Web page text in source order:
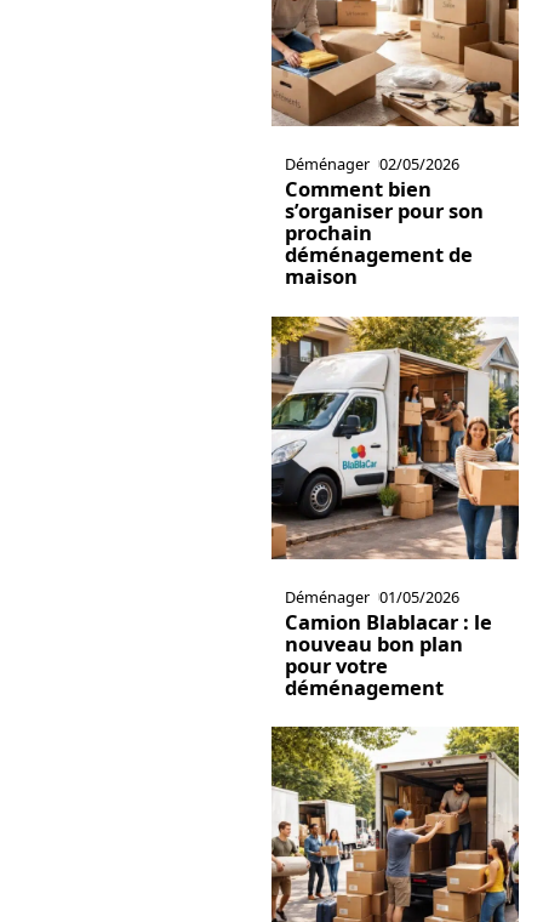
Déménager 02/05/2026
Comment bien
s’organiser pour son
prochain
déménagement de
maison
Déménager 01/05/2026
Camion Blablacar : le
nouveau bon plan
pour votre
déménagement